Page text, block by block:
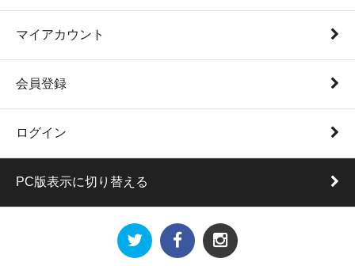
マイアカウント
会員登録
ログイン
PC版表示に切り替える